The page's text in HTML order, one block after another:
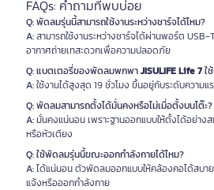
FAQs: คำถามที่พบบ่อย
Q: พัดลมรุ่นนี้สามารถใช้งานระหว่างชาร์จได้ไหม?
A:สามารถใช้งานระหว่างชาร์จได้ผ่านพอร์ต USB-
อากาศถ่ายเทสะดวกเพื่อความปลอดภัย
Q: แบตเตอรี่ของพัดลมพกพาJISULIFE Life 7ใ
A:ใช้งานได้สูงสุด 19 ชั่วโมง ขึ้นอยู่กับระดับความแ
Q: พัดลมสามารถตั้งได้มั่นคงหรือไม่เมื่อตั้งบนโต๊ะ?
A:มั่นคงแน่นอน เพราะฐานออกแบบให้ตั้งได้อย่างส
หรือหัวเตียง
Q: ใช้พัดลมรุ่นนี้ขณะออกกำลังกายได้ไหม?
A:ได้แน่นอน ตัวพัดลมออกแบบให้คล้องคอได้สบาย
แจ้งหรือออกกำลังกาย